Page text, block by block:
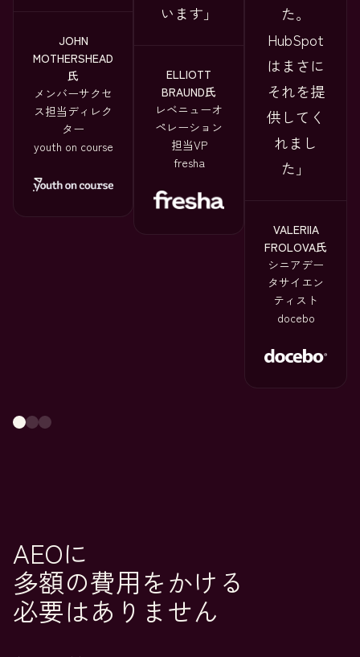
JOHN
MOTHERSHEAD
氏
メンバーサクセ
ス担当ディレク
ター
youth on course
います
ELLIOTT
BRAUND氏
レベニューオ
ペレーション
担当VP
fresha
た。
HubSpot
はまさに
それを提
供してく
れまし
た
VALERIIA
FROLOVA氏
シニアデー
タサイエン
ティスト
docebo
AEOに
多額の費用をかける
必要はありません